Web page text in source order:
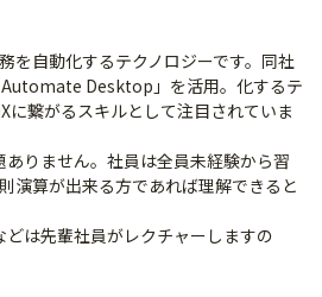
を自動化するテクノロジーです。同社
Desktop」を活用。化するテ
に繋がるスキルとして注目されていま
りません。社員は全員未経験から習
演算が出来る方であれば理解できると
は先輩社員がレクチャーしますの